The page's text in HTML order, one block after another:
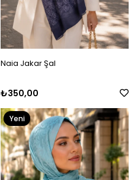
Naia Jakar Şal
₺350,00
Yeni
Ürün